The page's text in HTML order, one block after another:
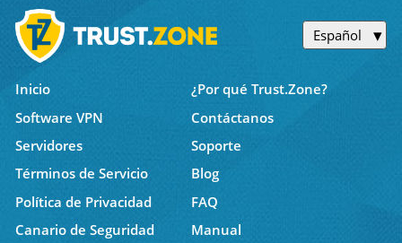
Español
Inicio
¿Por qué Trust.Zone?
Software VPN
Contáctanos
Servidores
Soporte
Términos de Servicio
Blog
Política de Privacidad
FAQ
Canario de Seguridad
Manual